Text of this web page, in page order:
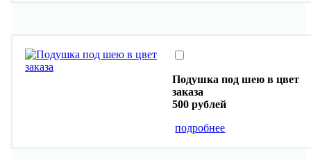
Подушка под шею в цвет
заказа
500 рублей
подробнее